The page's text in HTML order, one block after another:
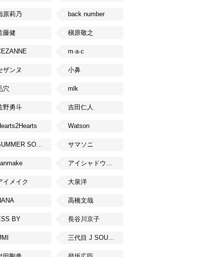
原莉乃 back number
藤健 槇原敬之
m·a·c
ザンヌ 小鼻
穴 mlk
野勇斗 吉田仁人
Watson
SUMMER SONIC サマソニ
アイシャドウベース
イメイク 大泉洋
高橋文哉
BY 長谷川京子
三代目 J SOUL BROTHERS from EXILE TRIBE